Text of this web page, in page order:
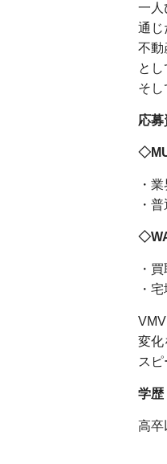
一人
通じ
不動
と
そし
応募
・
・
・
・
変化
ス
学歴
高卒